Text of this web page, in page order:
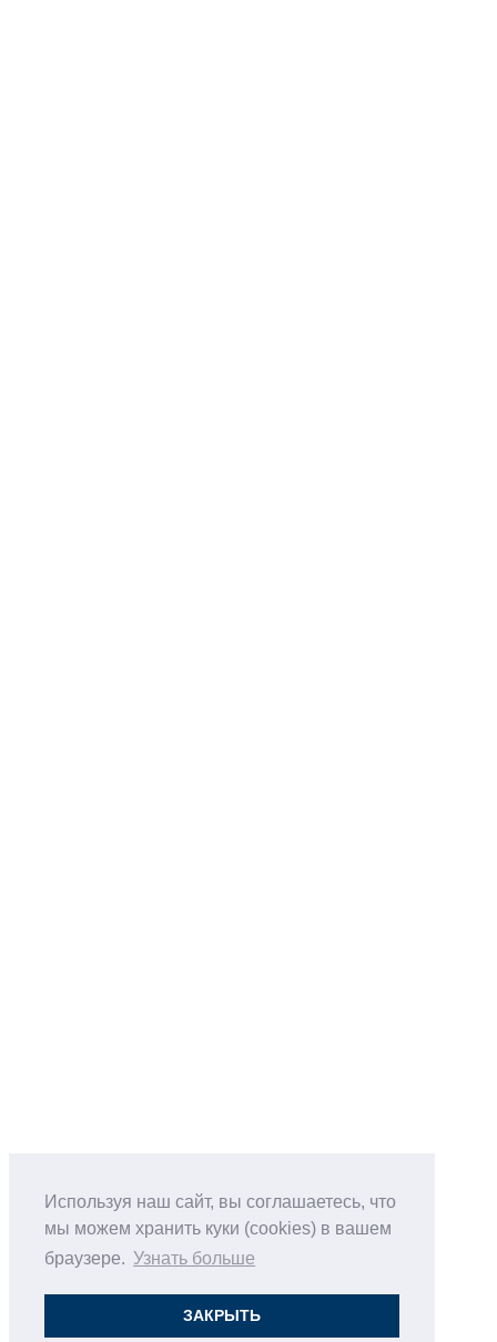
Используя наш сайт, вы соглашаетесь, что
мы можем хранить куки (cookies) в вашем
браузере. Узнать больше
ЗАКРЫТЬ